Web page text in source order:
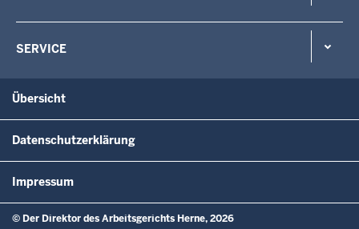
SERVICE
Übersicht
Datenschutzerklärung
Impressum
© Der Direktor des Arbeitsgerichts Herne, 2026